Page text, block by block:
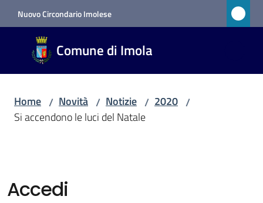
Vai al contenuto
Vai alla navigazione
Vai al footer
Nuovo Circondario Imolese
Comune di Imola
Comune
di Imola
RETE
Menu selezionato
Home / Novità / Notizie / 2020 /
Si accendono le luci del Natale
Accedi